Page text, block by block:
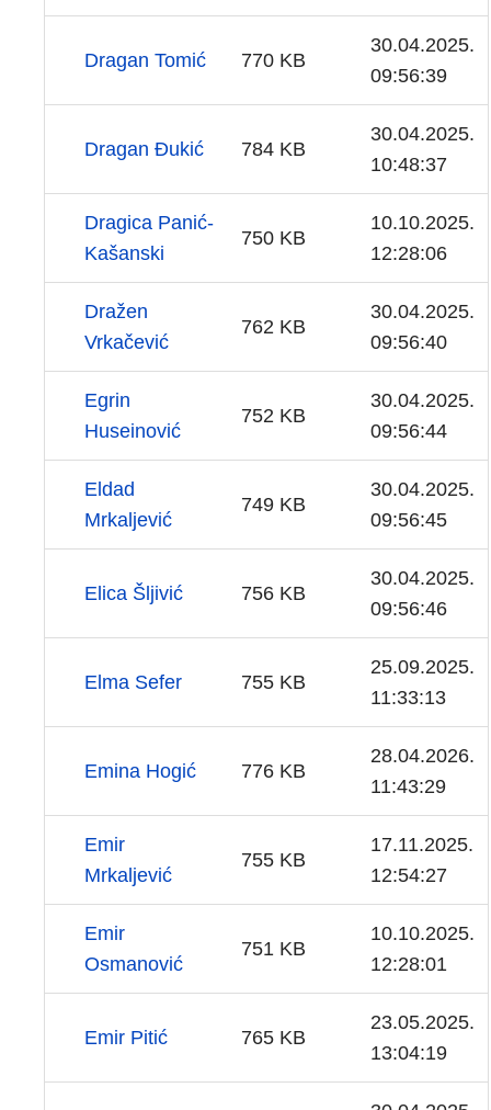
Dragan Tomić 770 KB
30.04.2025.
09:56:39
Dragan Đukić 784 KB
30.04.2025.
10:48:37
Dragica Panić-
Kašanski
750 KB
10.10.2025.
12:28:06
Dražen
Vrkačević
762 KB
30.04.2025.
09:56:40
Egrin
Huseinović
752 KB
30.04.2025.
09:56:44
Eldad
Mrkaljević
749 KB
30.04.2025.
09:56:45
Elica Šljivić 756 KB
30.04.2025.
09:56:46
Elma Sefer 755 KB
25.09.2025.
11:33:13
Emina Hogić 776 KB
28.04.2026.
11:43:29
Emir
Mrkaljević
755 KB
17.11.2025.
12:54:27
Emir
Osmanović
751 KB
10.10.2025.
12:28:01
Emir Pitić 765 KB
23.05.2025.
13:04:19